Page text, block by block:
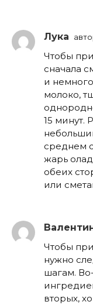
Лука
Чтобы
сначала
и
молоко,
15 минут.
среднем
жарь
обеих
или
Чтобы
нужно
шагам.
вторых,